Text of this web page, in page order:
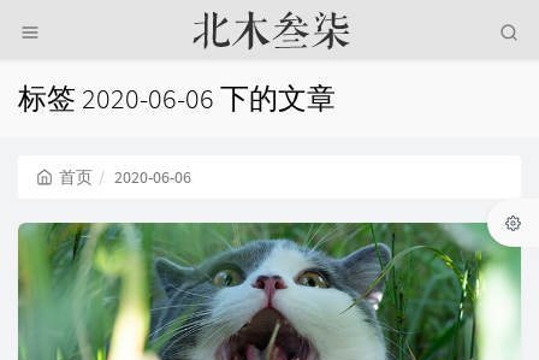
标签 2020-06-06 下的文章
首页 2020-06-06